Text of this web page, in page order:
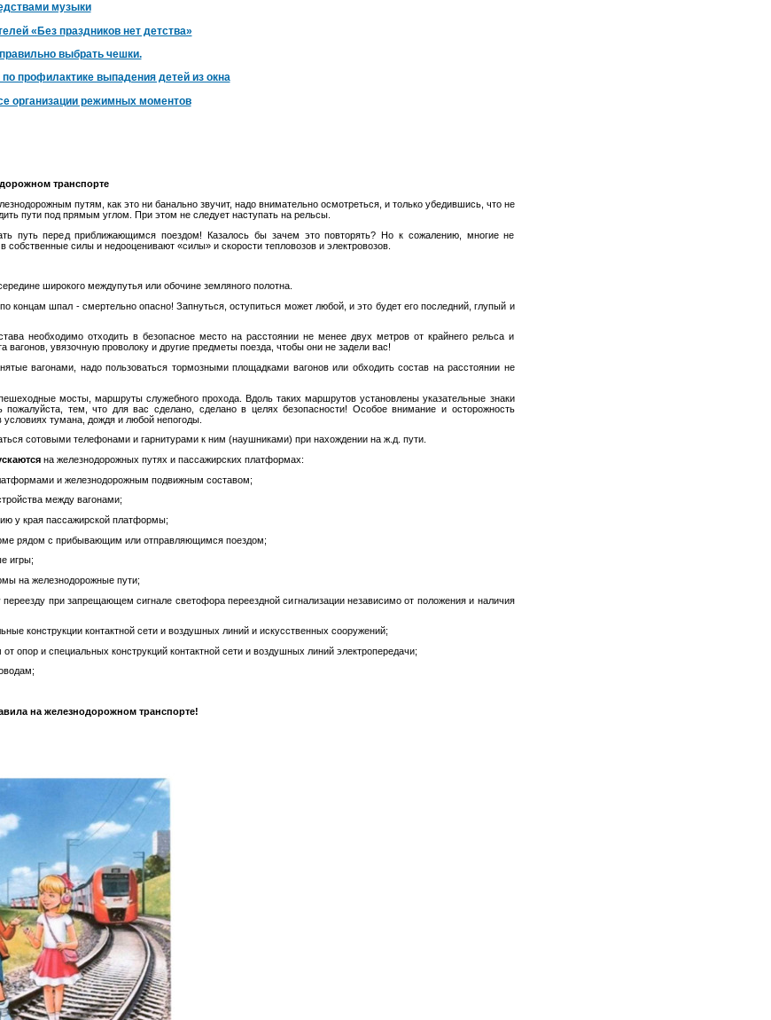
музыки
«Без праздников нет детства»
выбрать чешки.
профилактике выпадения детей из окна
организации режимных моментов
транспорте
путям, как это ни банально звучит, надо внимательно осмотреться, и только убедившись, что не
пути под прямым углом. При этом не следует наступать на рельсы.
путь перед приближающимся поездом! Казалось бы зачем это повторять? Но к сожалению, многие не
силы и недооценивают «силы» и скорости тепловозов и электровозов.
широкого междупутья или обочине земляного полотна.
концам шпал - смертельно опасно! Запнуться, оступиться может любой, и это будет его последний, глупый и
необходимо отходить в безопасное место на расстоянии не менее двух метров от крайнего рельса и
вагонов, увязочную проволоку и другие предметы поезда, чтобы они не задели вас!
вагонами, надо пользоваться тормозными площадками вагонов или обходить состав на расстоянии не
мосты, маршруты служебного прохода. Вдоль таких маршрутов установлены указательные знаки
пожалуйста, тем, что для вас сделано, сделано в целях безопасности! Особое внимание и осторожность
тумана, дождя и любой непогоды.
сотовыми телефонами и гарнитурами к ним (наушниками) при нахождении на ж.д. пути.
на железнодорожных путях и пассажирских платформах:
и железнодорожным подвижным составом;
между вагонами;
у края пассажирской платформы;
рядом с прибывающим или отправляющимся поездом;
игры;
на железнодорожные пути;
при запрещающем сигнале светофора переездной сигнализации независимо от положения и наличия
конструкции контактной сети и воздушных линий и искусственных сооружений;
опор и специальных конструкций контактной сети и воздушных линий электропередачи;
на железнодорожном транспорте!